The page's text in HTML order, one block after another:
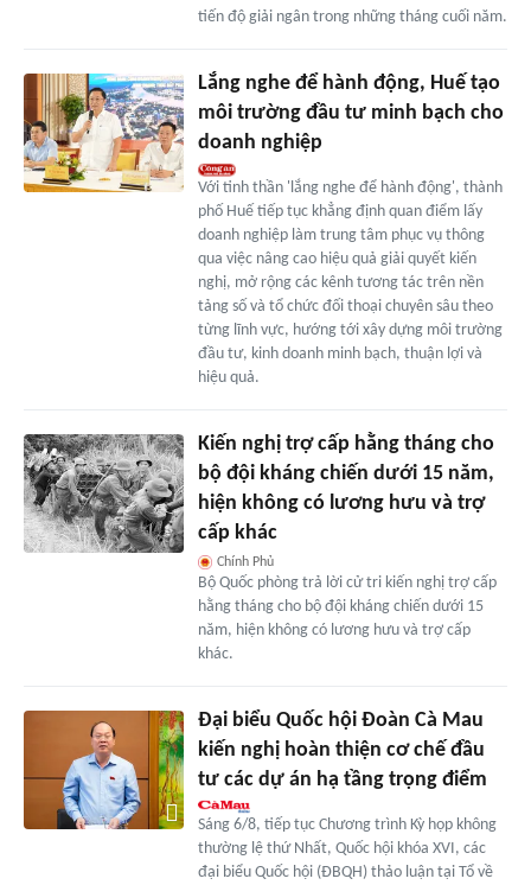
tiến độ giải ngân trong những tháng cuối năm.
Lắng nghe để hành động, Huế tạo
môi trường đầu tư minh bạch cho
doanh nghiệp
Với tinh thần 'lắng nghe để hành động', thành
phố Huế tiếp tục khẳng định quan điểm lấy
doanh nghiệp làm trung tâm phục vụ thông
qua việc nâng cao hiệu quả giải quyết kiến
nghị, mở rộng các kênh tương tác trên nền
tảng số và tổ chức đối thoại chuyên sâu theo
từng lĩnh vực, hướng tới xây dựng môi trường
đầu tư, kinh doanh minh bạch, thuận lợi và
hiệu quả.
Kiến nghị trợ cấp hằng tháng cho
bộ đội kháng chiến dưới 15 năm,
hiện không có lương hưu và trợ
cấp khác
Chính Phủ
Bộ Quốc phòng trả lời cử tri kiến nghị trợ cấp
hằng tháng cho bộ đội kháng chiến dưới 15
năm, hiện không có lương hưu và trợ cấp
khác.
Đại biểu Quốc hội Đoàn Cà Mau
kiến nghị hoàn thiện cơ chế đầu
tư các dự án hạ tầng trọng điểm
Sáng 6/8, tiếp tục Chương trình Kỳ họp không
thường lệ thứ Nhất, Quốc hội khóa XVI, các
đại biểu Quốc hội (ĐBQH) thảo luận tại Tổ về